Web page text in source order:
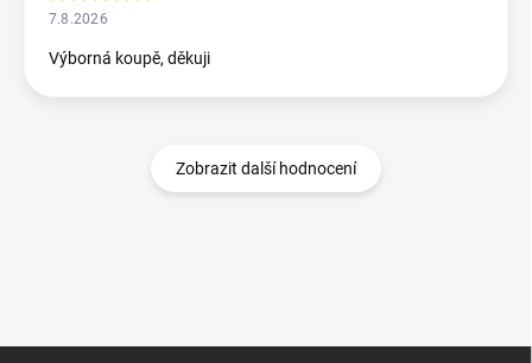
7.8.2026
Výborná koupě, děkuji
Zobrazit další hodnocení